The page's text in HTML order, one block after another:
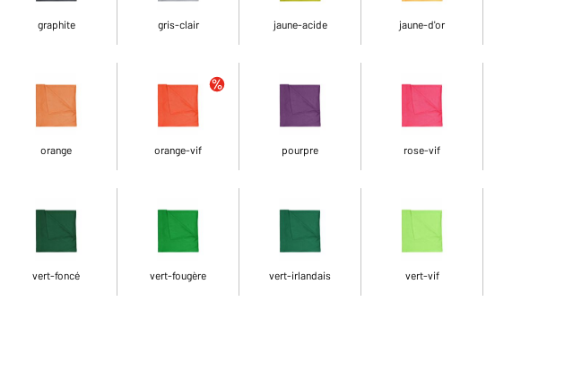
graphite gris-clair jaune-acide jaune-d'or
orange orange-vif pourpre rose-vif
vert-foncé vert-fougère vert-irlandais vert-vif